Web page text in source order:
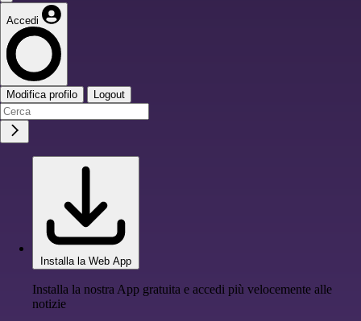
Accedi
Modifica profilo Logout
Installa la Web App
Installa la nostra App gratuita e accedi più velocemente alle
notizie